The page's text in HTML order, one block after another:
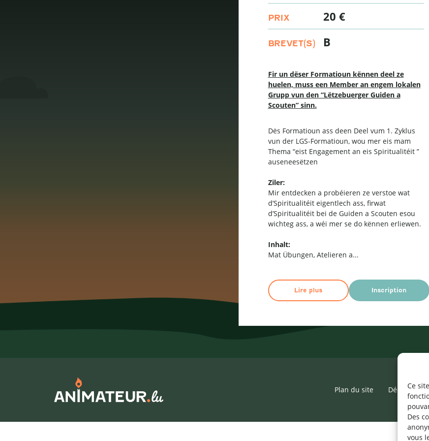
Ce
Des
vous
PRIX 20 €
BREVET(S) B
Fir un dëser Formatioun kënnen deel ze
huelen, muss een Member an engem lokalen
Grupp vun den “Lëtzebuerger Guiden a
Scouten” sinn.
Dës Formatioun ass deen Deel vum 1. Zyklus
vun der LGS-Formatioun, wou mer eis mam
Thema “eist Engagement an eis Spiritualitéit ”
auseneesëtzen
Ziler:
Mir entdecken a probéieren ze verstoe wat
d’Spiritualitéit eigentlech ass, firwat
d’Spiritualitéit bei de Guiden a Scouten esou
wichteg ass, a wéi mer se do kënnen erliewen.
Inhalt:
Mat Übungen, Atelieren a...
Lire plus Inscription
Plan du site Déclaration